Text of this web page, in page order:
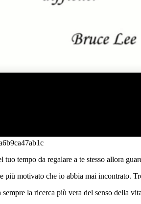
tuo tempo da regalare a te stesso allora
più motivato che io abbia mai incontrato.
la ricerca più vera del senso della